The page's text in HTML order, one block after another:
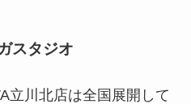
スタジオ
立川北店は全国展開して